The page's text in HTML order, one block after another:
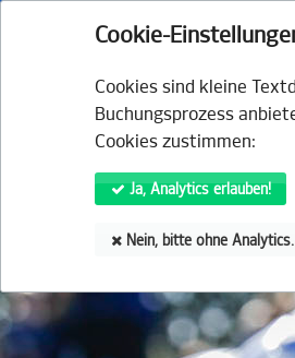
Cookie-
Cookies sind kleine
Buchungsprozess
Cookies zustimmen:
Ja, Analytics erlauben!
Nein, bitte ohne Analytics.